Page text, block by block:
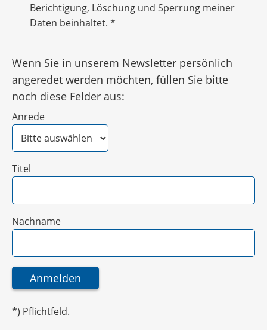
Berichtigung, Löschung und Sperrung meiner
Daten beinhaltet. *
Wenn Sie in unserem Newsletter persönlich
angeredet werden möchten, füllen Sie bitte
noch diese Felder aus:
Anrede
Titel
Nachname
*) Pflichtfeld.